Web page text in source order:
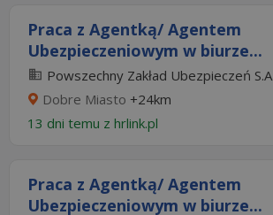
Praca z Agentką/ Agentem
Ubezpieczeniowym w biurze...
Powszechny Zakład Ubezpieczeń S.A
Dobre Miasto +24km
13 dni temu z hrlink.pl
Praca z Agentką/ Agentem
Ubezpieczeniowym w biurze...